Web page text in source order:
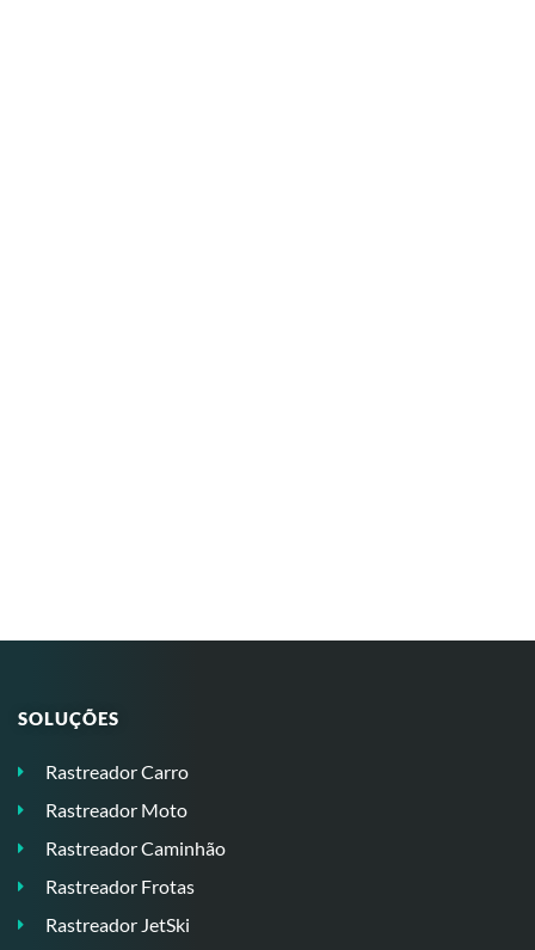
SOLUÇÕES
Rastreador Carro
Rastreador Moto
Rastreador Caminhão
Rastreador Frotas
Rastreador JetSki